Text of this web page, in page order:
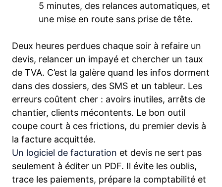
5 minutes, des relances automatiques, et
une mise en route sans prise de tête.
Deux heures perdues chaque soir à refaire un
devis, relancer un impayé et chercher un taux
de TVA. C’est la galère quand les infos dorment
dans des dossiers, des SMS et un tableur. Les
erreurs coûtent cher : avoirs inutiles, arrêts de
chantier, clients mécontents. Le bon outil
coupe court à ces frictions, du premier devis à
la facture acquittée.
Un logiciel de facturation et devis ne sert pas
seulement à éditer un PDF. Il évite les oublis,
trace les paiements, prépare la comptabilité et